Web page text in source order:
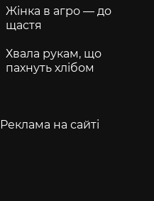
Жінка в агро — до
щастя
Хвала рукам, що
пахнуть хлібом
Реклама на сайті